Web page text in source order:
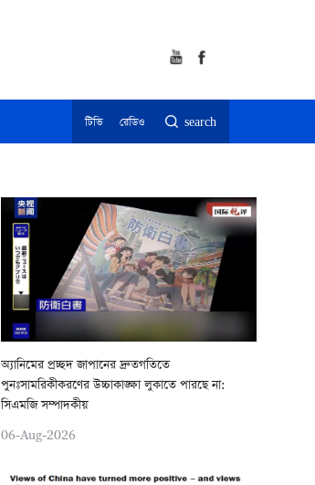
টিভি রেডিও search
অ্যানিমের প্রচ্ছদ জাপানের দ্রুতগতিতে
পুনঃসামরিকীকরণের উচ্চাকাঙ্ক্ষা লুকাতে পারছে না:
সিএমজি সম্পাদকীয়
06-Aug-2026